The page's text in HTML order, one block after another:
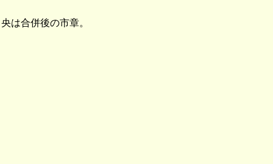
は合併後の市章。